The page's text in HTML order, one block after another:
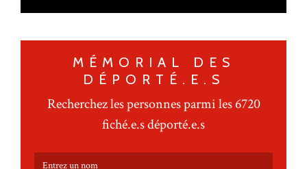
MÉMORIAL DES
DÉPORTÉ.E.S
Recherchez les personnes parmi les 6720
fiché.e.s déporté.e.s